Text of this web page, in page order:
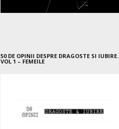
50 DE OPINII DESPRE DRAGOSTE SI IUBIRE.
VOL 1 – FEMEILE